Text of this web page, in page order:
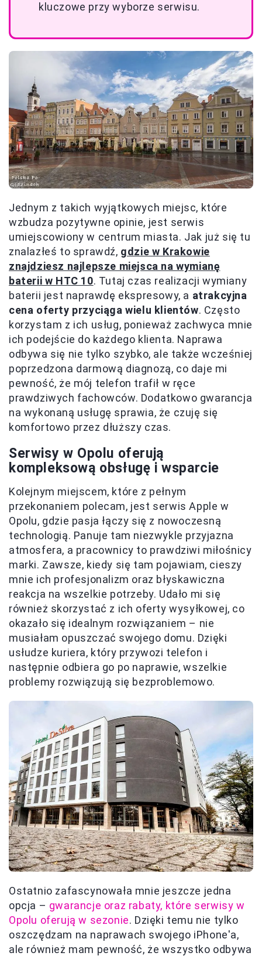
kluczowe przy wyborze serwisu.
Jednym z takich wyjątkowych miejsc, które
wzbudza pozytywne opinie, jest serwis
umiejscowiony w centrum miasta. Jak już się tu
znalazłeś to sprawdź, gdzie w Krakowie
znajdziesz najlepsze miejsca na wymianę
baterii w HTC 10. Tutaj czas realizacji wymiany
baterii jest naprawdę ekspresowy, a atrakcyjna
cena oferty przyciąga wielu klientów. Często
korzystam z ich usług, ponieważ zachwyca mnie
ich podejście do każdego klienta. Naprawa
odbywa się nie tylko szybko, ale także wcześniej
poprzedzona darmową diagnozą, co daje mi
pewność, że mój telefon trafił w ręce
prawdziwych fachowców. Dodatkowo gwarancja
na wykonaną usługę sprawia, że czuję się
komfortowo przez dłuższy czas.
Serwisy w Opolu oferują
kompleksową obsługę i wsparcie
Kolejnym miejscem, które z pełnym
przekonaniem polecam, jest serwis Apple w
Opolu, gdzie pasja łączy się z nowoczesną
technologią. Panuje tam niezwykle przyjazna
atmosfera, a pracownicy to prawdziwi miłośnicy
marki. Zawsze, kiedy się tam pojawiam, cieszy
mnie ich profesjonalizm oraz błyskawiczna
reakcja na wszelkie potrzeby. Udało mi się
również skorzystać z ich oferty wysyłkowej, co
okazało się idealnym rozwiązaniem – nie
musiałam opuszczać swojego domu. Dzięki
usłudze kuriera, który przywozi telefon i
następnie odbiera go po naprawie, wszelkie
problemy rozwiązują się bezproblemowo.
Ostatnio zafascynowała mnie jeszcze jedna
opcja – gwarancje oraz rabaty, które serwisy w
Opolu oferują w sezonie. Dzięki temu nie tylko
oszczędzam na naprawach swojego iPhone'a,
ale również mam pewność, że wszystko odbywa